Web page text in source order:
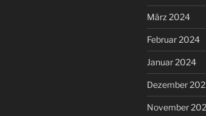
März 2024
Februar 2024
Januar 2024
Dezember
November